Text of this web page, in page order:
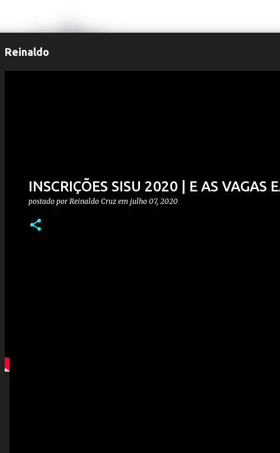
Reinaldo
INSCRIÇÕES SISU 2020 | E AS VAGAS
postado por Reinaldo Cruz em julho 07, 2020